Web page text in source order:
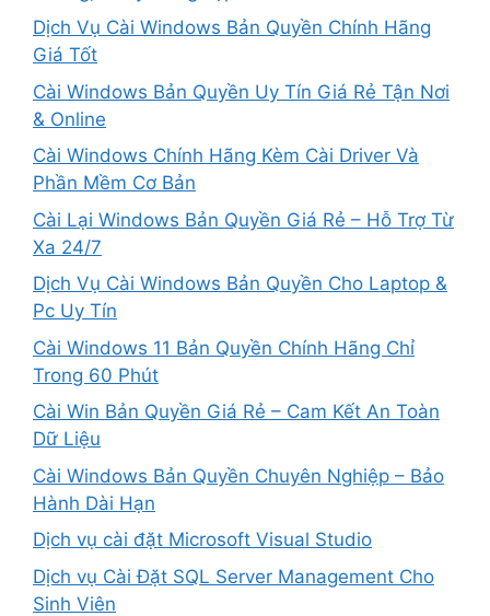
Dịch Vụ Cài Windows Bản Quyền Chính Hãng
Giá Tốt
Cài Windows Bản Quyền Uy Tín Giá Rẻ Tận Nơi
& Online
Cài Windows Chính Hãng Kèm Cài Driver Và
Phần Mềm Cơ Bản
Cài Lại Windows Bản Quyền Giá Rẻ – Hỗ Trợ Từ
Xa 24/7
Dịch Vụ Cài Windows Bản Quyền Cho Laptop &
Pc Uy Tín
Cài Windows 11 Bản Quyền Chính Hãng Chỉ
Trong 60 Phút
Cài Win Bản Quyền Giá Rẻ – Cam Kết An Toàn
Dữ Liệu
Cài Windows Bản Quyền Chuyên Nghiệp – Bảo
Hành Dài Hạn
Dịch vụ cài đặt Microsoft Visual Studio
Dịch vụ Cài Đặt SQL Server Management Cho
Sinh Viên